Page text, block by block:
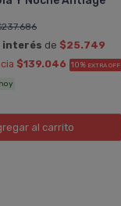
interés de $25.749
$139.046 10% EXTRA OFF
hoy
al carrito